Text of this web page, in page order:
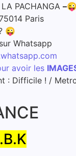
PACHANGA –😜
Paris
😜
Whatsapp
avoir les
: Difficile ! /